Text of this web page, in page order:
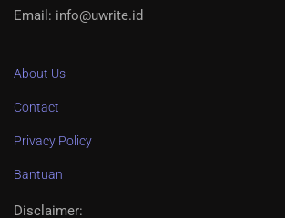
Email: info@uwrite.id
About Us
Contact
Privacy Policy
Bantuan
Disclaimer: